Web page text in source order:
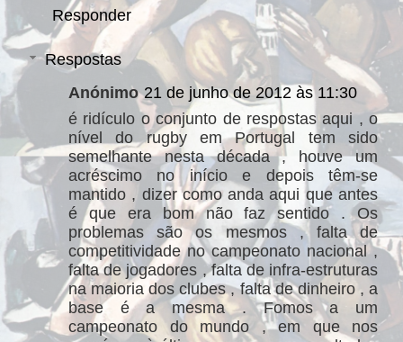
Responder
Respostas
Anónimo 21 de junho de 2012 às 11:30
é ridículo o conjunto de respostas aqui , o
nível do rugby em Portugal tem sido
semelhante nesta década , houve um
acréscimo no início e depois têm-se
mantido , dizer como anda aqui que antes
é que era bom não faz sentido . Os
problemas são os mesmos , falta de
competitividade no campeonato nacional ,
falta de jogadores , falta de infra-estruturas
na maioria dos clubes , falta de dinheiro , a
base é a mesma . Fomos a um
campeonato do mundo , em que nos